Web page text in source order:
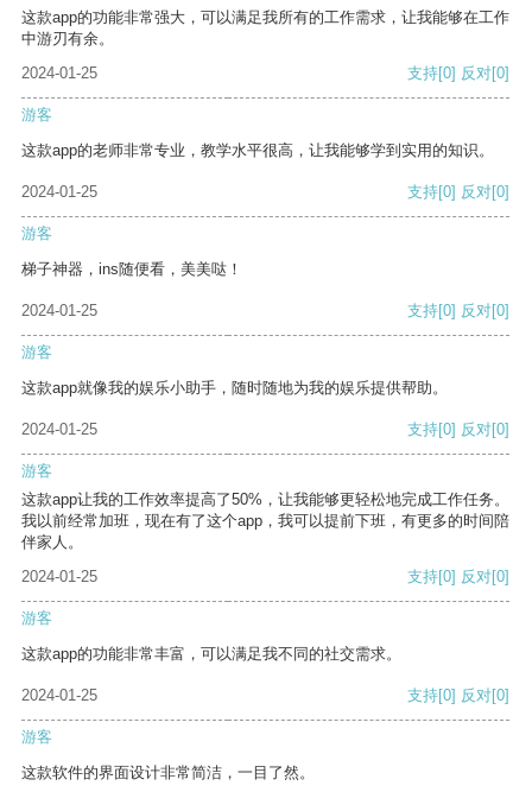
这款app的功能非常强大，可以满足我所有的工作需求，让我能够在工作
中游刃有余。
2024-01-25
支持[0] 反对[0]
游客
这款app的老师非常专业，教学水平很高，让我能够学到实用的知识。
2024-01-25 支持[0] 反对[0]
游客
梯子神器，ins随便看，美美哒！
2024-01-25 支持[0] 反对[0]
游客
这款app就像我的娱乐小助手，随时随地为我的娱乐提供帮助。
2024-01-25 支持[0] 反对[0]
游客
这款app让我的工作效率提高了50%，让我能够更轻松地完成工作任务。
我以前经常加班，现在有了这个app，我可以提前下班，有更多的时间陪
伴家人。
2024-01-25
支持[0] 反对[0]
游客
这款app的功能非常丰富，可以满足我不同的社交需求。
2024-01-25 支持[0] 反对[0]
游客
这款软件的界面设计非常简洁，一目了然。